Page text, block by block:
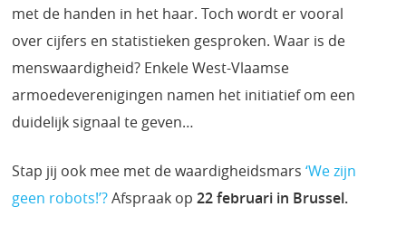
met de handen in het haar. Toch wordt er vooral
over cijfers en statistieken gesproken. Waar is de
menswaardigheid? Enkele West-Vlaamse
armoedeverenigingen namen het initiatief om een
duidelijk signaal te geven…
Stap jij ook mee met de waardigheidsmars‘We zijn
geen robots!’?Afspraak op22 februari in Brussel.